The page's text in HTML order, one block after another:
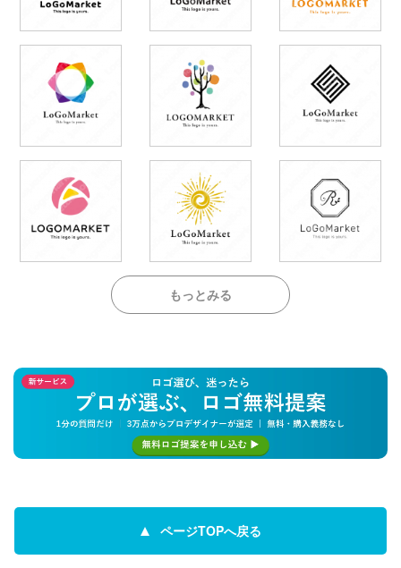
もっとみる
ページTOPへ戻る